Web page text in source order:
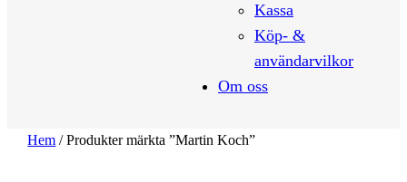
Kassa
Köp- &
användarvilkor
Om oss
Hem / Produkter märkta ”Martin Koch”